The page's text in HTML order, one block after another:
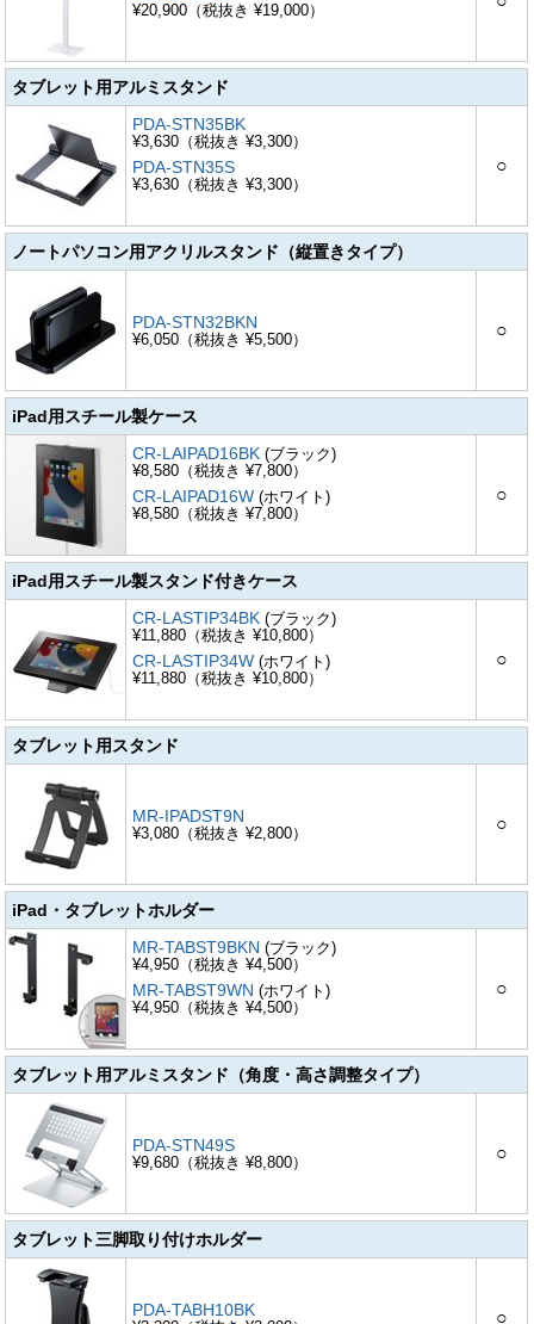
¥20,900（税抜き ¥19,000）
タブレット用アルミスタンド
PDA-STN35BK
¥3,630（税抜き ¥3,300）
PDA-STN35S
¥3,630（税抜き ¥3,300）
○
ノートパソコン用アクリルスタンド（縦置きタイプ）
PDA-STN32BKN
¥6,050（税抜き ¥5,500） ○
iPad用スチール製ケース
CR-LAIPAD16BK (ブラック)
¥8,580（税抜き ¥7,800）
CR-LAIPAD16W (ホワイト)
¥8,580（税抜き ¥7,800）
○
iPad用スチール製スタンド付きケース
CR-LASTIP34BK (ブラック)
¥11,880（税抜き ¥10,800）
CR-LASTIP34W (ホワイト)
¥11,880（税抜き ¥10,800）
○
タブレット用スタンド
MR-IPADST9N
¥3,080（税抜き ¥2,800） ○
iPad・タブレットホルダー
MR-TABST9BKN (ブラック)
¥4,950（税抜き ¥4,500）
MR-TABST9WN (ホワイト)
¥4,950（税抜き ¥4,500）
○
タブレット用アルミスタンド（角度・高さ調整タイプ）
PDA-STN49S
¥9,680（税抜き ¥8,800） ○
タブレット三脚取り付けホルダー
PDA-TABH10BK ○